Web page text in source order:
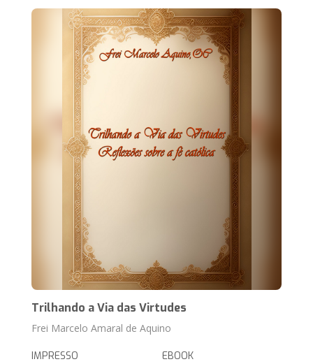
Trilhando a Via das Virtudes
Frei Marcelo Amaral de Aquino
IMPRESSO EBOOK